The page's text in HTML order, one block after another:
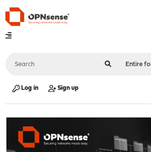
Log in Sign up